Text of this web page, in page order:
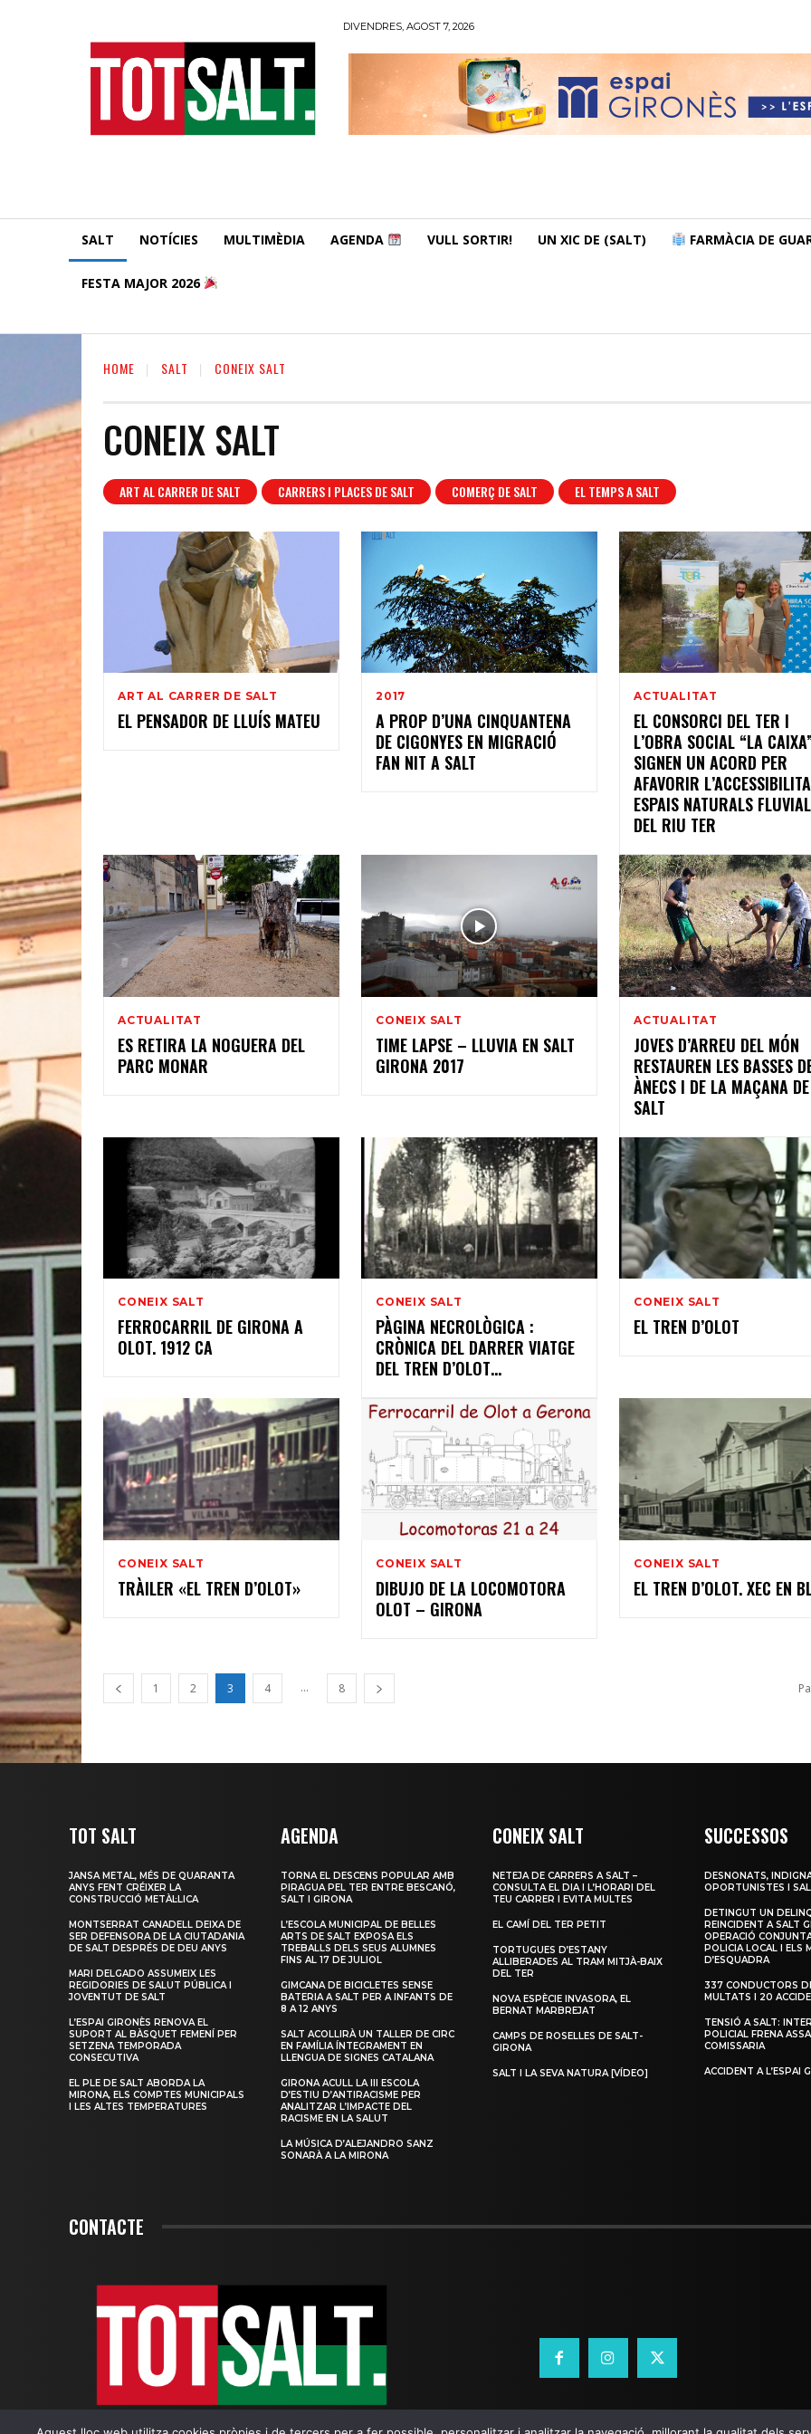
DIVENDRES, AGOST 7, 2026
SALT NOTÍCIES MULTIMÈDIA AGENDA VULL SORTIR! UN XIC DE (SALT) FARMÀCIA DE
FESTA MAJOR 2026
HOME SALT CONEIX SALT
CONEIX SALT
ART AL CARRER DE SALT CARRERS I PLACES DE SALT COMERÇ DE SALT EL TEMPS A SALT
ART AL CARRER DE SALT
EL PENSADOR DE LLUÍS MATEU
2017
A PROP D’UNA CINQUANTENA
DE CIGONYES EN MIGRACIÓ
FAN NIT A SALT
ACTUALITAT
EL CONSORCI DEL TER I
L’OBRA SOCIAL “LA
SIGNEN UN ACORD PER
AFAVORIR
ESPAIS NATURALS
DEL RIU TER
ACTUALITAT
ES RETIRA LA NOGUERA DEL
PARC MONAR
CONEIX SALT
TIME LAPSE – LLUVIA EN SALT
GIRONA 2017
ACTUALITAT
JOVES D’ARREU DEL MÓN
RESTAUREN LES BASSES
ÀNECS I DE LA MAÇANA DE
SALT
CONEIX SALT
FERROCARRIL DE GIRONA A
OLOT. 1912 CA
CONEIX SALT
PÀGINA NECROLÒGICA :
CRÒNICA DEL DARRER VIATGE
DEL TREN D’OLOT…
CONEIX SALT
EL TREN D’OLOT
CONEIX SALT
TRÀILER «EL TREN D’OLOT»
CONEIX SALT
DIBUJO DE LA LOCOMOTORA
OLOT – GIRONA
CONEIX SALT
EL TREN D’OLOT. XEC EN
1 2 3 4 ... 8
TOT SALT
JANSA METAL, MÉS DE QUARANTA
ANYS FENT CRÉIXER LA
CONSTRUCCIÓ METÀL·LICA
MONTSERRAT CANADELL DEIXA DE
SER DEFENSORA DE LA CIUTADANIA
DE SALT DESPRÉS DE DEU ANYS
MARI DELGADO ASSUMEIX LES
REGIDORIES DE SALUT PÚBLICA I
JOVENTUT DE SALT
L’ESPAI GIRONÈS RENOVA EL
SUPORT AL BÀSQUET FEMENÍ PER
SETZENA TEMPORADA
CONSECUTIVA
EL PLE DE SALT ABORDA LA
MIRONA, ELS COMPTES MUNICIPALS
I LES ALTES TEMPERATURES
AGENDA
TORNA EL DESCENS POPULAR AMB
PIRAGUA PEL TER ENTRE BESCANÓ,
SALT I GIRONA
L’ESCOLA MUNICIPAL DE BELLES
ARTS DE SALT EXPOSA ELS
TREBALLS DELS SEUS ALUMNES
FINS AL 17 DE JULIOL
GIMCANA DE BICICLETES SENSE
BATERIA A SALT PER A INFANTS DE
8 A 12 ANYS
SALT ACOLLIRÀ UN TALLER DE CIRC
EN FAMÍLIA ÍNTEGRAMENT EN
LLENGUA DE SIGNES CATALANA
GIRONA ACULL LA III ESCOLA
D’ESTIU D’ANTIRACISME PER
ANALITZAR L’IMPACTE DEL
RACISME EN LA SALUT
LA MÚSICA D’ALEJANDRO SANZ
SONARÀ A LA MIRONA
CONEIX SALT
NETEJA DE CARRERS A SALT –
CONSULTA EL DIA I L’HORARI DEL
TEU CARRER I EVITA MULTES
EL CAMÍ DEL TER PETIT
TORTUGUES D’ESTANY
ALLIBERADES AL TRAM MITJÀ-BAIX
DEL TER
NOVA ESPÈCIE INVASORA, EL
BERNAT MARBREJAT
CAMPS DE ROSELLES DE SALT-
GIRONA
SALT I LA SEVA NATURA [VÍDEO]
SUCCESSOS
DESNONATS,
OPORTUNISTES I
DETINGUT UN
REINCIDENT A SALT
OPERACIÓ
POLICIA LOCAL I ELS
D’ESQUADRA
337 CONDUCTORS
MULTATS I 20
TENSIÓ A SALT:
POLICIAL FRENA
COMISSARIA
ACCIDENT A L’ESPAI
CONTACTE